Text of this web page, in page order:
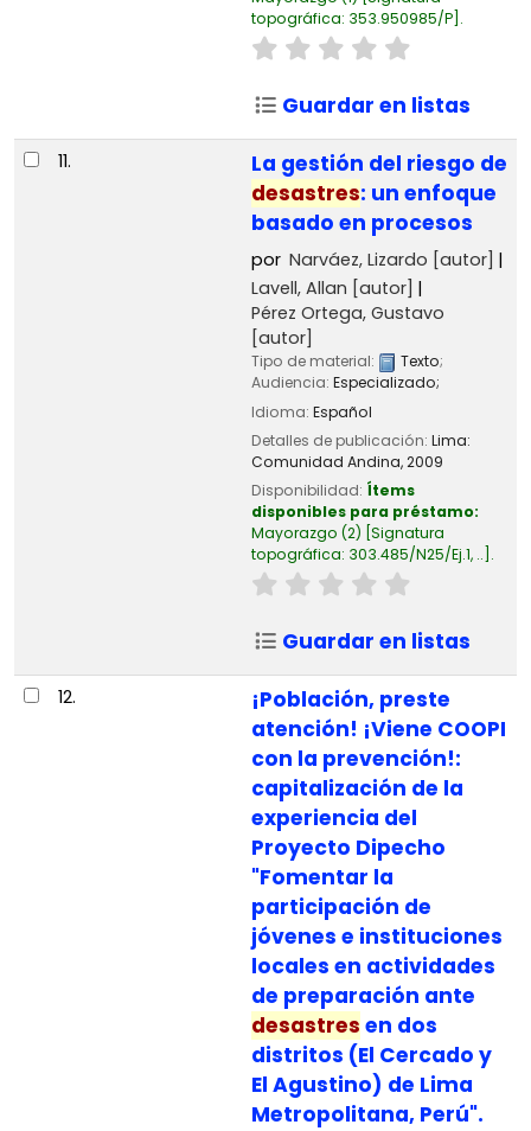
topográfica: 353.950985/P .
Guardar en listas
11.
La gestión del riesgo de
desastres: un enfoque
basado en procesos
por Narváez, Lizardo [autor]
Lavell, Allan [autor]
Pérez Ortega, Gustavo
[autor]
Tipo de material: Texto;
Audiencia: Especializado;
Idioma: Español
Detalles de publicación: Lima:
Comunidad Andina,2009
Disponibilidad: Ítems
disponibles para préstamo:
Mayorazgo (2) Signatura
topográfica: 303.485/N25/Ej.1, .. .
Guardar en listas
12.
¡Población, preste
atención! ¡Viene COOPI
con la prevención!:
capitalización de la
experiencia del
Proyecto Dipecho
"Fomentar la
participación de
jóvenes e instituciones
locales en actividades
de preparación ante
desastres en dos
distritos (El Cercado y
El Agustino) de Lima
Metropolitana, Perú".